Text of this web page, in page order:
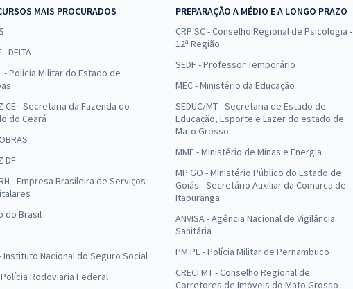
MAIS PROCURADOS
- DELTA
- Polícia Militar do Estado de
CE - Secretaria da Fazenda do
do Ceará
DF
- Empresa Brasileira de Serviços
do Brasil
Instituto Nacional do Seguro Social
Polícia Rodoviária Federal
PREPARAÇÃO A MÉDIO E A LONGO PRAZO
CRP SC - Conselho Regional de Psicologia -
12ª Região
SEDF - Professor Temporário
MEC - Ministério da Educação
SEDUC/MT - Secretaria de Estado de
Educação, Esporte e Lazer do estado de
Mato Grosso
MME - Ministério de Minas e Energia
MP GO - Ministério Público do Estado de
Goiás - Secretário Auxiliar da Comarca de
Itapuranga
ANVISA - Agência Nacional de Vigilância
Sanitária
PM PE - Polícia Militar de Pernambuco
CRECI MT - Conselho Regional de
Corretores de Imóveis do Mato Grosso